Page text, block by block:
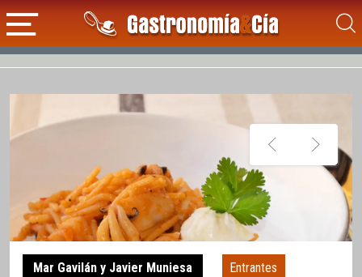
Mar Gavilán y Javier Muniesa Entrantes